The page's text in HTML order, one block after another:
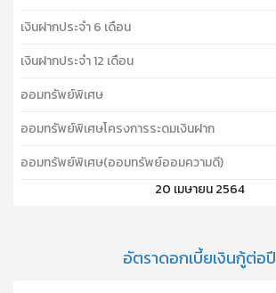
เงินฝากประจำ 6 เดือน
เงินฝากประจำ 12 เดือน
ออมทรัพย์พิเศษ
ออมทรัพย์พิเศษโครงการระดมเงินฝาก
ออมทรัพย์พิเศษ(ออมทรัพย์ออมความดี)
20 เมษายน 2564
อัตราดอกเบี้ยเงินกู้ต่อปี